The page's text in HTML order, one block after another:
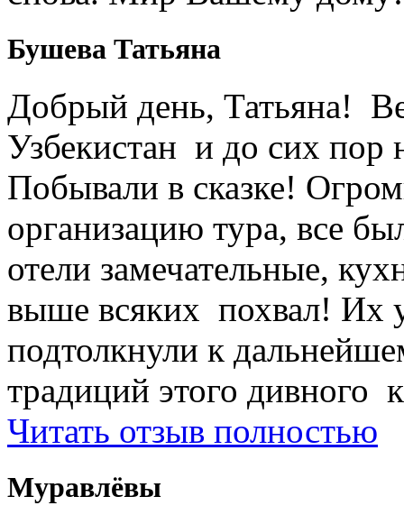
Бушева Татьяна
Добрый день, Татьяна!
Узбекистан и до сих пор
Побывали в сказке!
организацию тура, все
отели замечательные,
выше всяких похвал! Их
подтолкнули к
традиций этого дивного
Читать отзыв полностью
Муравлёвы